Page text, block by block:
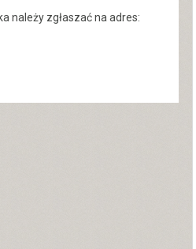
należy zgłaszać na adres: